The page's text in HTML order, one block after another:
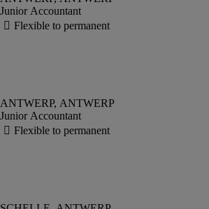
Junior Accountant
Junior Accountant